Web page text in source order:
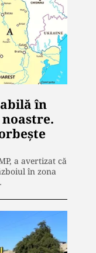
în
a avertizat că
în zona